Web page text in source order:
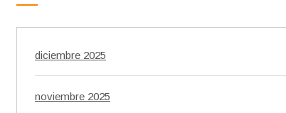
diciembre 2025
noviembre 2025